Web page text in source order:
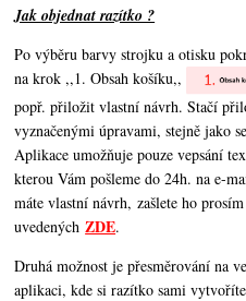
Jak objednat razítko ?
Po výběru barvy strojku a otisku
na krok ,,1. Obsah košíku,,
popř. přiložit vlastní návrh. Stačí
vyznačenými úpravami, stejně jako
Aplikace umožňuje pouze vepsání
kterou Vám pošleme do 24h. na e-
máte vlastní návrh, zašlete ho
uvedenýchZDE.
Druhá možnost je přesměrování na
aplikaci, kde si razítko sami